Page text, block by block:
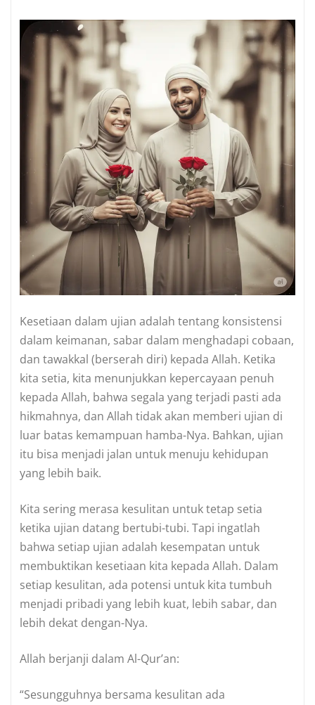
Kesetiaan dalam ujian adalah tentang konsistensi
dalam keimanan, sabar dalam menghadapi cobaan,
dan tawakkal (berserah diri) kepada Allah. Ketika
kita setia, kita menunjukkan kepercayaan penuh
kepada Allah, bahwa segala yang terjadi pasti ada
hikmahnya, dan Allah tidak akan memberi ujian di
luar batas kemampuan hamba-Nya. Bahkan, ujian
itu bisa menjadi jalan untuk menuju kehidupan
yang lebih baik.
Kita sering merasa kesulitan untuk tetap setia
ketika ujian datang bertubi-tubi. Tapi ingatlah
bahwa setiap ujian adalah kesempatan untuk
membuktikan kesetiaan kita kepada Allah. Dalam
setiap kesulitan, ada potensi untuk kita tumbuh
menjadi pribadi yang lebih kuat, lebih sabar, dan
lebih dekat dengan-Nya.
Allah berjanji dalam Al-Qur’an:
“Sesungguhnya bersama kesulitan ada